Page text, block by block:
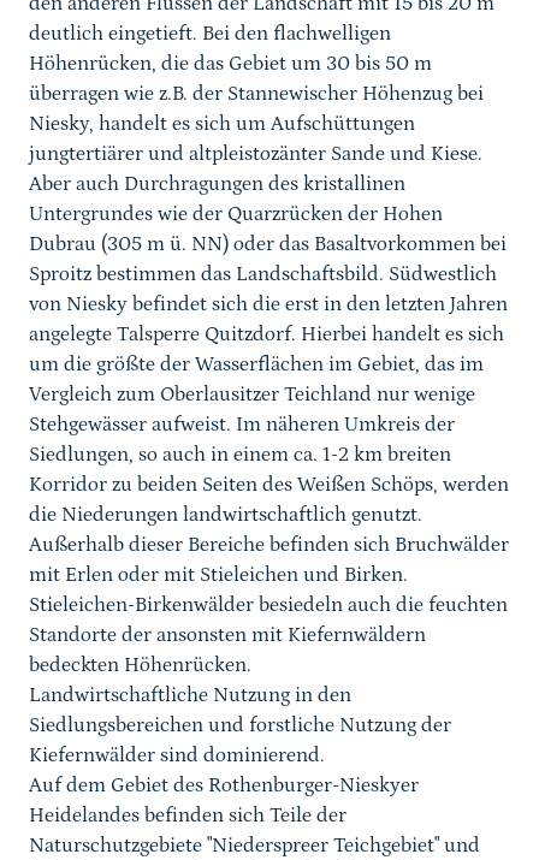
deutlich eingetieft. Bei den flachwelligen
Höhenrücken, die das Gebiet um 30 bis 50 m
überragen wie z.B. der Stannewischer Höhenzug bei
Niesky, handelt es sich um Aufschüttungen
jungtertiärer und altpleistozänter Sande und Kiese.
Aber auch Durchragungen des kristallinen
Untergrundes wie der Quarzrücken der Hohen
Dubrau (305 m ü. NN) oder das Basaltvorkommen bei
Sproitz bestimmen das Landschaftsbild. Südwestlich
von Niesky befindet sich die erst in den letzten Jahren
angelegte Talsperre Quitzdorf. Hierbei handelt es sich
um die größte der Wasserflächen im Gebiet, das im
Vergleich zum Oberlausitzer Teichland nur wenige
Stehgewässer aufweist. Im näheren Umkreis der
Siedlungen, so auch in einem ca. 1-2 km breiten
Korridor zu beiden Seiten des Weißen Schöps, werden
die Niederungen landwirtschaftlich genutzt.
Außerhalb dieser Bereiche befinden sich Bruchwälder
mit Erlen oder mit Stieleichen und Birken.
Stieleichen-Birkenwälder besiedeln auch die feuchten
Standorte der ansonsten mit Kiefernwäldern
bedeckten Höhenrücken.
Landwirtschaftliche Nutzung in den
Siedlungsbereichen und forstliche Nutzung der
Kiefernwälder sind dominierend.
Auf dem Gebiet des Rothenburger-Nieskyer
Heidelandes befinden sich Teile der
Naturschutzgebiete "Niederspreer Teichgebiet" und